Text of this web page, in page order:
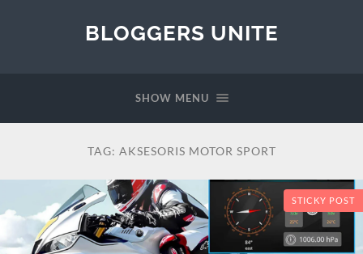
BLOGGERS UNITE
SHOW MENU
TAG: AKSESORIS MOTOR SPORT
STICKY POST